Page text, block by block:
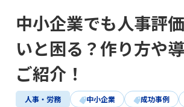
中小企業でも人事評
いと困る？作り方や
ご紹介！
人事・労務 中小企業 成功事例